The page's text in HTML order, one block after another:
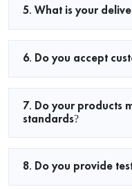
5. What is your
6. Do you accept
7. Do your products
standards?
8. Do you provide